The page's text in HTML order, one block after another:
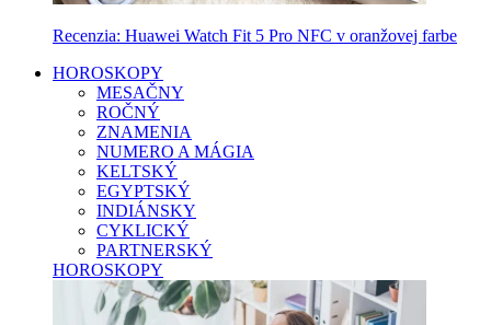
Recenzia: Huawei Watch Fit 5 Pro NFC v oranžovej farbe
HOROSKOPY
MESAČNY
ROČNÝ
ZNAMENIA
NUMERO A MÁGIA
KELTSKÝ
EGYPTSKÝ
INDIÁNSKY
CYKLICKÝ
PARTNERSKÝ
HOROSKOPY